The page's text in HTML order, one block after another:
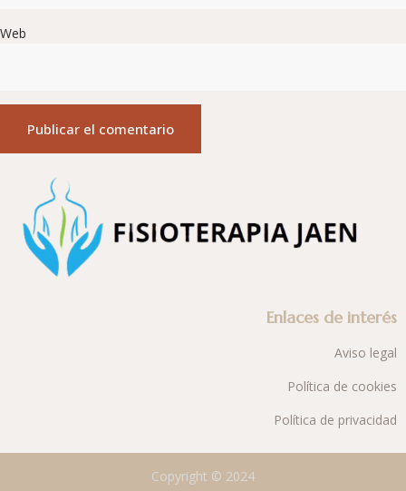
Web
Enlaces de interés
Aviso legal
Política de cookies
Política de privacidad
Copyright © 2024